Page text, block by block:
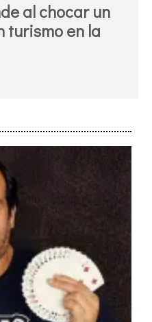
al chocar un
turismo en la